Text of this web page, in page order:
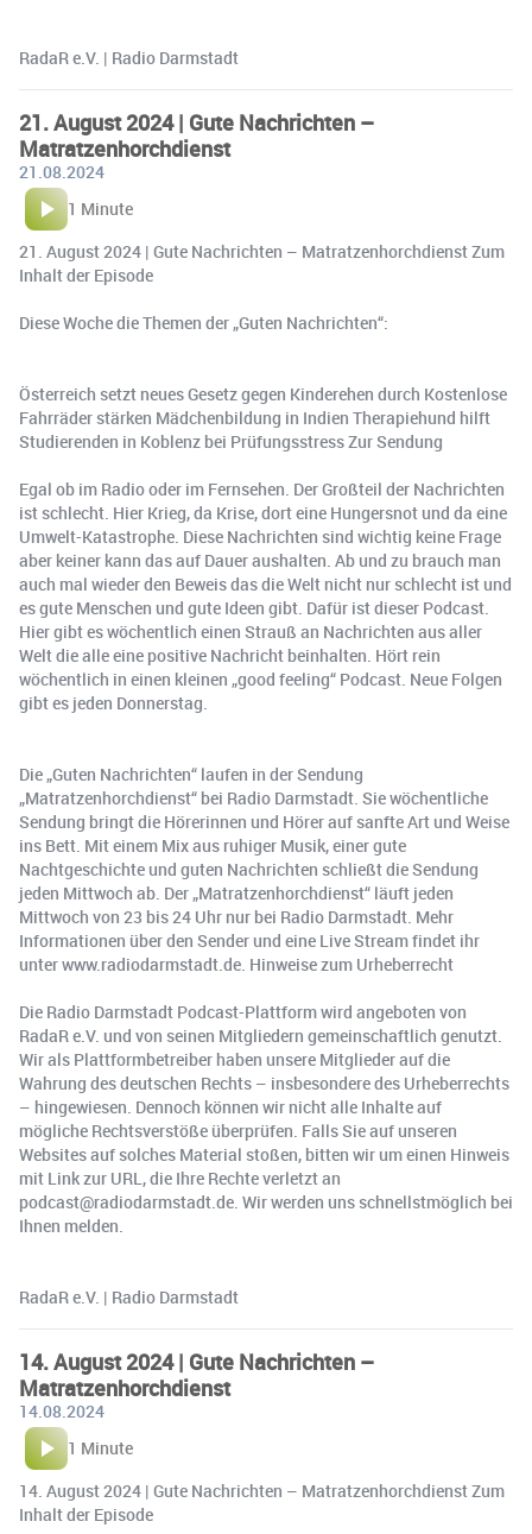
RadaR e.V. | Radio Darmstadt
21. August 2024 | Gute Nachrichten –
Matratzenhorchdienst
21.08.2024
1 Minute
21. August 2024 | Gute Nachrichten – Matratzenhorchdienst Zum
Inhalt der Episode
Diese Woche die Themen der „Guten Nachrichten“:
Österreich setzt neues Gesetz gegen Kinderehen durch Kostenlose
Fahrräder stärken Mädchenbildung in Indien Therapiehund hilft
Studierenden in Koblenz bei Prüfungsstress Zur Sendung
Egal ob im Radio oder im Fernsehen. Der Großteil der Nachrichten
ist schlecht. Hier Krieg, da Krise, dort eine Hungersnot und da eine
Umwelt-Katastrophe. Diese Nachrichten sind wichtig keine Frage
aber keiner kann das auf Dauer aushalten. Ab und zu brauch man
auch mal wieder den Beweis das die Welt nicht nur schlecht ist und
es gute Menschen und gute Ideen gibt. Dafür ist dieser Podcast.
Hier gibt es wöchentlich einen Strauß an Nachrichten aus aller
Welt die alle eine positive Nachricht beinhalten. Hört rein
wöchentlich in einen kleinen „good feeling“ Podcast. Neue Folgen
gibt es jeden Donnerstag.
Die „Guten Nachrichten“ laufen in der Sendung
„Matratzenhorchdienst“ bei Radio Darmstadt. Sie wöchentliche
Sendung bringt die Hörerinnen und Hörer auf sanfte Art und Weise
ins Bett. Mit einem Mix aus ruhiger Musik, einer gute
Nachtgeschichte und guten Nachrichten schließt die Sendung
jeden Mittwoch ab. Der „Matratzenhorchdienst“ läuft jeden
Mittwoch von 23 bis 24 Uhr nur bei Radio Darmstadt. Mehr
Informationen über den Sender und eine Live Stream findet ihr
unter www.radiodarmstadt.de. Hinweise zum Urheberrecht
Die Radio Darmstadt Podcast-Plattform wird angeboten von
RadaR e.V. und von seinen Mitgliedern gemeinschaftlich genutzt.
Wir als Plattformbetreiber haben unsere Mitglieder auf die
Wahrung des deutschen Rechts – insbesondere des Urheberrechts
– hingewiesen. Dennoch können wir nicht alle Inhalte auf
mögliche Rechtsverstöße überprüfen. Falls Sie auf unseren
Websites auf solches Material stoßen, bitten wir um einen Hinweis
mit Link zur URL, die Ihre Rechte verletzt an
podcast@radiodarmstadt.de. Wir werden uns schnellstmöglich bei
Ihnen melden.
RadaR e.V. | Radio Darmstadt
14. August 2024 | Gute Nachrichten –
Matratzenhorchdienst
14.08.2024
1 Minute
14. August 2024 | Gute Nachrichten – Matratzenhorchdienst Zum
Inhalt der Episode